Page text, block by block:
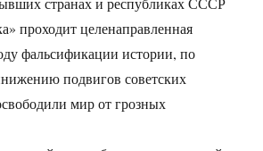
проходит целенаправленная
фальсификации истории, по
подвигов советских
мир от грозных